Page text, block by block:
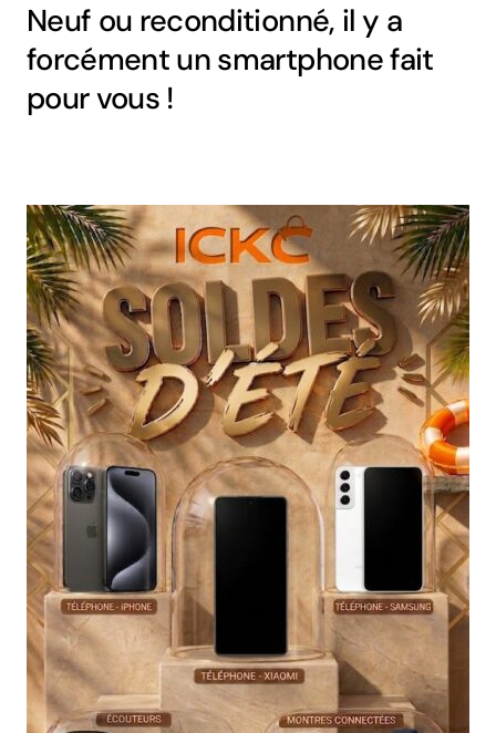
Neuf ou reconditionné, il y a
forcément un smartphone fait
pour vous !